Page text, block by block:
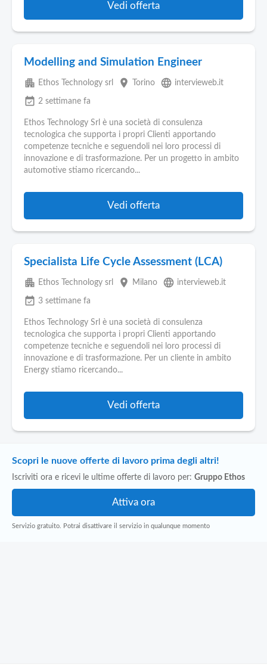
Vedi offerta
Modelling and Simulation Engineer
apartment Ethos Technology srl place Torino language intervieweb.it
event_available 2 settimane fa
Ethos Technology Srl è una società di consulenza
tecnologica che supporta i propri Clienti apportando
competenze tecniche e seguendoli nei loro processi di
innovazione e di trasformazione. Per un progetto in ambito
automotive stiamo ricercando...
Vedi offerta
Specialista Life Cycle Assessment (LCA)
apartment Ethos Technology srl place Milano language intervieweb.it
event_available 3 settimane fa
Ethos Technology Srl è una società di consulenza
tecnologica che supporta i propri Clienti apportando
competenze tecniche e seguendoli nei loro processi di
innovazione e di trasformazione. Per un cliente in ambito
Energy stiamo ricercando...
Vedi offerta
Scopri le nuove offerte di lavoro prima degli altri!
Iscriviti ora e ricevi le ultime offerte di lavoro per: Gruppo Ethos
Servizio gratuito. Potrai disattivare il servizio in qualunque momento